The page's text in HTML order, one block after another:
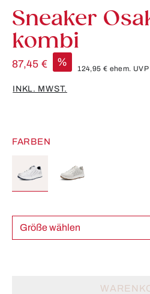
Sneaker
kombi
87,45 € %
124,95 € ehem. UVP
INKL. MWST.
FARBEN
Größe wählen